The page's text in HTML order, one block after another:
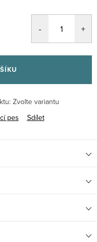
Zvolte variantu
pes Sdílet